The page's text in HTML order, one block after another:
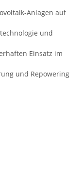
Anlagen auf
und
Einsatz im
und Repowering